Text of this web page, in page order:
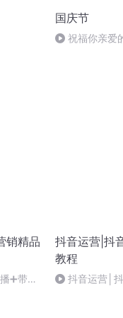
国庆节
祝福你亲爱
销精品
➕带货
抖音运营|抖
教程
抖音运营│